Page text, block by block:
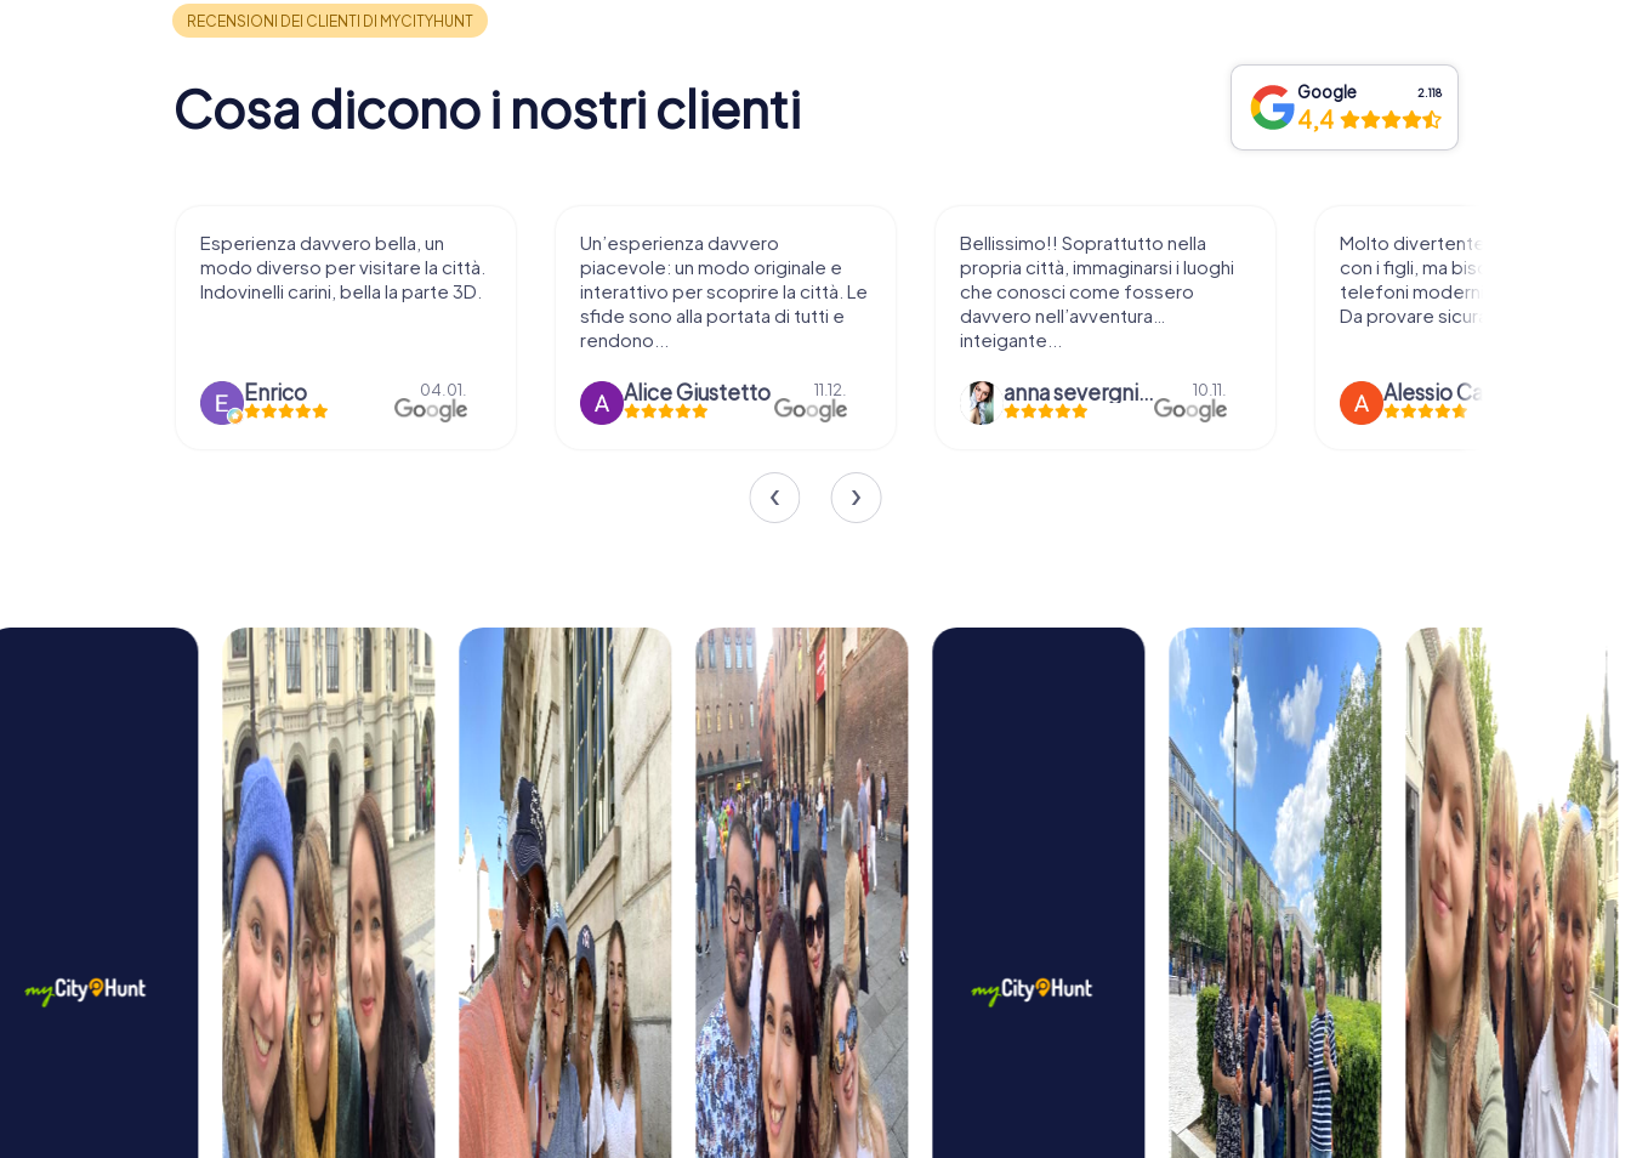
Cosa dicono i nostri clienti Google 2.118
4,4
Un’esperienza davvero
piacevole: un modo originale e
interattivo per scoprire la città. Le
Alice Giustetto 11.12.
Bellissimo!! Soprattutto nella
propria città, immaginarsi i luoghi
che conosci come fossero
davvero nell’avventura…
inteigante...
anna severgnini 10.11.
Molto divertente da sperimentare
con i figli, ma bisogna avere
telefoni moderni e rete stabile.
Da provare sicuramente !
Alessio Car 21.08.
Fantastici, scelta ottimale della
storia e dei misteri. Disponibile in
diverse città, è davvero
pazzesco!